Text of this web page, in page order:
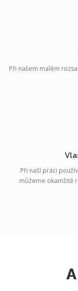
Při našem malém
Při naší práci
můžeme okamžitě